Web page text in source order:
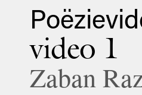
video 1
Zaban